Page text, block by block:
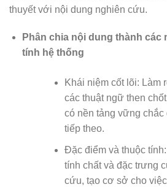
thuyết với nội dung nghiên cứu.
Phân chia nội dung thành các
tính hệ thống
Khái niệm cốt lõi: Làm
các thuật ngữ then
có nền tảng vững chắc
tiếp theo.
Đặc điểm và thuộc
tính chất và đặc trưng
cứu, tạo cơ sở cho